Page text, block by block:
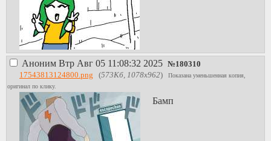
Аноним Втр Авг 05 11:08:32 2025 №180310
17543813124800.png (573Кб, 1078x962)
Показана уменьшенная копия,
оригинал по клику.
Бамп